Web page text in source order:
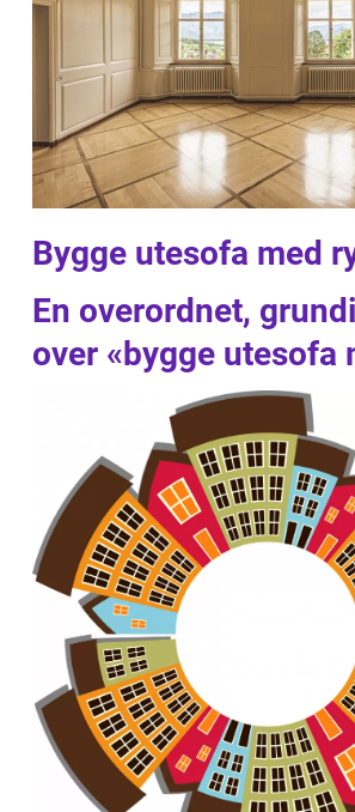
Bygge utesofa med
En overordnet,
over «bygge utesofa